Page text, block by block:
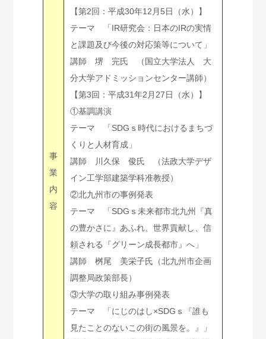
事
業
内
容
【第2回：平成30年12月5日（水）】
テーマ 「IR研究会：日本のIRの実情
と課題及び今後の対応策等について」
講師 堺 完氏 （国立大学法人 大
分大学アドミッションセンター講師）
【第3回：平成31年2月27日（水）】
①基調講演
テーマ 「SDGｓ時代におけるまちづ
くりと人材育成」
講師 川久保 俊氏 （法政大学デザ
イン工学部建築学科准教授）
②北九州市の事例発表
テーマ 「SDGｓ未来都市北九州『真
の豊かさに』あふれ、世界貢献し、信
頼される『グリーン成長都市』へ」
講師 桝尾 美栄子氏（北九州市企画
調整局政策部長）
③大学の取り組み事例発表
テーマ 「にじのはし×SDGｓ『誰も
見たことのないこの街の風景を。』」